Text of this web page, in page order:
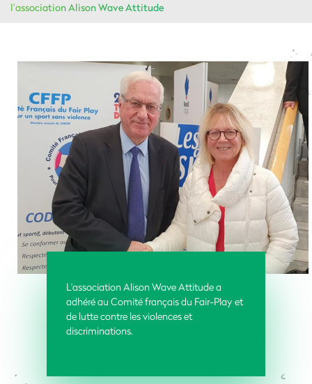
l’association Alison Wave Attitude
L'association Alison Wave Attitude a
adhéré au Comité français du Fair-Play et
de lutte contre les violences et
discriminations.